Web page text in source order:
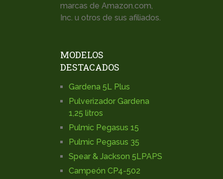
marcas de Amazon.com,
Inc. u otros de sus afiliados.
MODELOS
DESTACADOS
Gardena 5L Plus
Pulverizador Gardena
1,25 litros
Pulmic Pegasus 15
Pulmic Pegasus 35
Spear & Jackson 5LPAPS
Campeón CP4-502